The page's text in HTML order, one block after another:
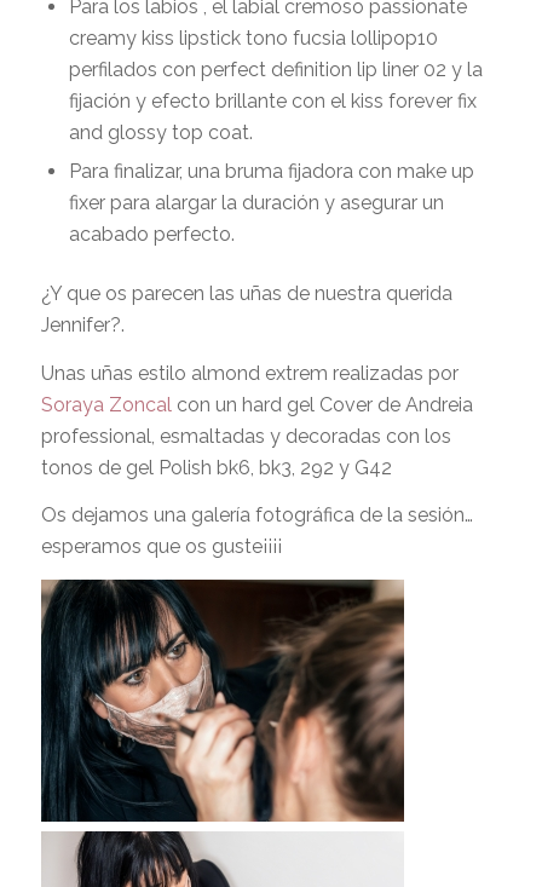
Para los labios , el labial cremoso passionate
creamy kiss lipstick tono fucsia lollipop10
perfilados con perfect definition lip liner 02 y la
fijación y efecto brillante con el kiss forever fix
and glossy top coat.
Para finalizar, una bruma fijadora con make up
fixer para alargar la duración y asegurar un
acabado perfecto.
¿Y que os parecen las uñas de nuestra querida
Jennifer?.
Unas uñas estilo almond extrem realizadas por
Soraya Zoncal con un hard gel Cover de Andreia
professional, esmaltadas y decoradas con los
tonos de gel Polish bk6, bk3, 292 y G42
Os dejamos una galería fotográfica de la sesión…
esperamos que os guste¡¡¡¡